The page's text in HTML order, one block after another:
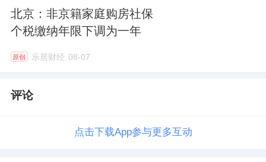
北京：非京籍家庭购房社保
个税缴纳年限下调为一年
原创 乐居财经 08-07
评论
点击下载App参与更多互动